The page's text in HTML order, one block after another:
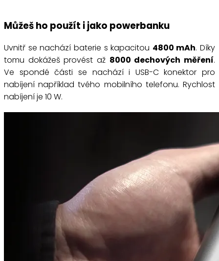
Můžeš ho použít i jako powerbanku
Uvnitř se nachází baterie s kapacitou 4800 mAh. Díky
tomu dokážeš provést až 8000 dechových měření.
Ve spondé části se nachází i USB-C konektor pro
nabíjení například tvého mobilního telefonu. Rychlost
nabíjení je 10 W.